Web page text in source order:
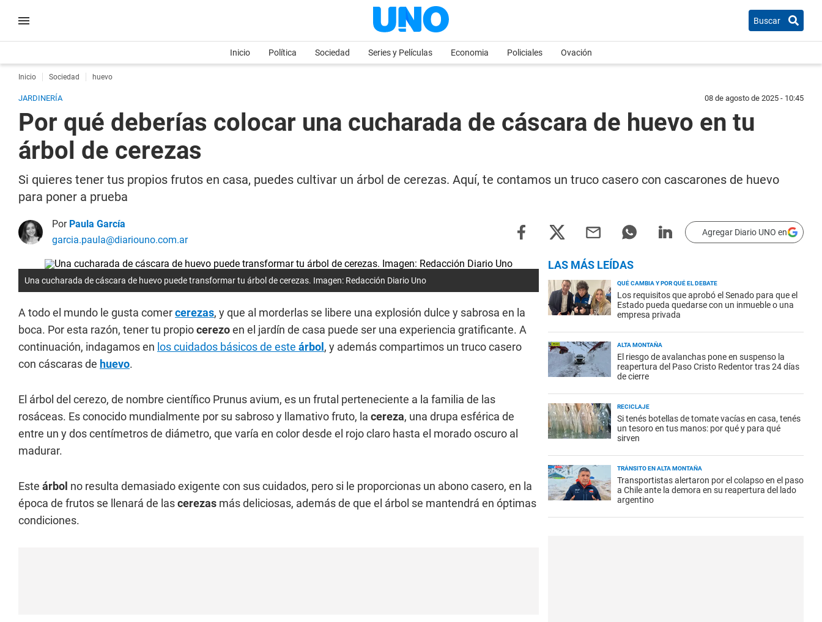
Buscar
Inicio Política Sociedad Series y Películas Economia Policiales Ovación
Inicio Sociedad huevo
JARDINERÍA 08 de agosto de 2025 - 10:45
Por qué deberías colocar una cucharada de cáscara de huevo en tu
árbol de cerezas
Si quieres tener tus propios frutos en casa, puedes cultivar un árbol de cerezas. Aquí, te contamos un truco casero con cascarones de huevo
para poner a prueba
Por Paula García
garcia.paula@diariouno.com.ar
Agregar Diario UNO en
Una cucharada de cáscara de huevo puede transformar tu árbol de cerezas. Imagen: Redacción Diario Uno
A todo el mundo le gusta comercerezas, y que al morderlas se libere una explosión dulce y sabrosa en la
boca. Por esta razón, tener tu propiocerezoen el jardín de casa puede ser una experiencia gratificante. A
continuación, indagamos en los cuidados básicos de este árbol , y además compartimos un truco casero
con cáscaras de huevo.
El árbol del cerezo, de nombre científico Prunus avium, es un frutal perteneciente a la familia de las
rosáceas. Es conocido mundialmente por su sabroso y llamativo fruto, la cereza, una drupa esférica de
entre un y dos centímetros de diámetro, que varía en color desde el rojo claro hasta el morado oscuro al
madurar.
Este árbol no resulta demasiado exigente con sus cuidados, pero si le proporcionas un abono casero, en la
época de frutos se llenará de lascerezas más deliciosas, además de que el árbol se mantendrá en óptimas
condiciones.
LAS MÁS LEÍDAS
QUÉ CAMBIA Y POR QUÉ EL DEBATE
Los requisitos que aprobó el Senado para que el
Estado pueda quedarse con un inmueble o una
empresa privada
ALTA MONTAÑA
El riesgo de avalanchas pone en suspenso la
reapertura del Paso Cristo Redentor tras 24 días
de cierre
RECICLAJE
Si tenés botellas de tomate vacías en casa, tenés
un tesoro en tus manos: por qué y para qué
sirven
TRÁNSITO EN ALTA MONTAÑA
Transportistas alertaron por el colapso en el paso
a Chile ante la demora en su reapertura del lado
argentino